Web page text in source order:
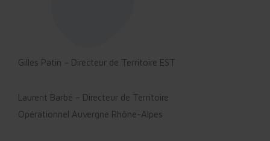
Gilles Patin – Directeur de Territoire EST
Laurent Barbé – Directeur de Territoire
Opérationnel Auvergne Rhône-Alpes